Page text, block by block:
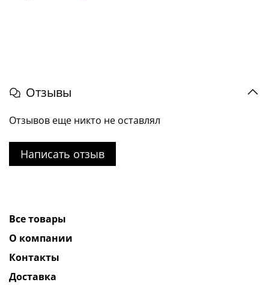
Отзывы
Отзывов еще никто не оставлял
Написать отзыв
Все товары
О компании
Контакты
Доставка